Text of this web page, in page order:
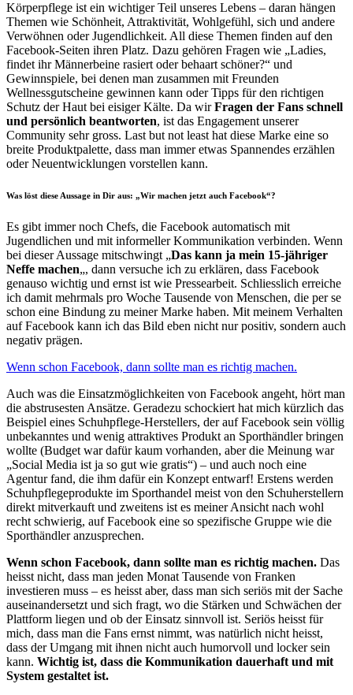
Körperpflege ist ein wichtiger Teil unseres Lebens – daran hängen
Themen wie Schönheit, Attraktivität, Wohlgefühl, sich und andere
Verwöhnen oder Jugendlichkeit. All diese Themen finden auf den
Facebook-Seiten ihren Platz. Dazu gehören Fragen wie „Ladies,
findet ihr Männerbeine rasiert oder behaart schöner?“ und
Gewinnspiele, bei denen man zusammen mit Freunden
Wellnessgutscheine gewinnen kann oder Tipps für den richtigen
Schutz der Haut bei eisiger Kälte. Da wirFragen der Fans schnell
und persönlich beantworten, ist das Engagement unserer
Community sehr gross. Last but not least hat diese Marke eine so
breite Produktpalette, dass man immer etwas Spannendes erzählen
oder Neuentwicklungen vorstellen kann.
Was löst diese Aussage in Dir aus: „Wir machen jetzt auch Facebook“?
Es gibt immer noch Chefs, die Facebook automatisch mit
Jugendlichen und mit informeller Kommunikation verbinden. Wenn
bei dieser Aussage mitschwingt „Das kann ja mein 15-jähriger
Neffe machen„, dann versuche ich zu erklären, dass Facebook
genauso wichtig und ernst ist wie Pressearbeit. Schliesslich erreiche
ich damit mehrmals pro Woche Tausende von Menschen, die per se
schon eine Bindung zu meiner Marke haben. Mit meinem Verhalten
auf Facebook kann ich das Bild eben nicht nur positiv, sondern auch
negativ prägen.
Wenn schon Facebook, dann sollte man es richtig machen.
Auch was die Einsatzmöglichkeiten von Facebook angeht, hört man
die abstrusesten Ansätze. Geradezu schockiert hat mich kürzlich das
Beispiel eines Schuhpflege-Herstellers, der auf Facebook sein völlig
unbekanntes und wenig attraktives Produkt an Sporthändler bringen
wollte (Budget war dafür kaum vorhanden, aber die Meinung war
„Social Media ist ja so gut wie gratis“) – und auch noch eine
Agentur fand, die ihm dafür ein Konzept entwarf! Erstens werden
Schuhpflegeprodukte im Sporthandel meist von den Schuherstellern
direkt mitverkauft und zweitens ist es meiner Ansicht nach wohl
recht schwierig, auf Facebook eine so spezifische Gruppe wie die
Sporthändler anzusprechen.
Wenn schon Facebook, dann sollte man es richtig machen. Das
heisst nicht, dass man jeden Monat Tausende von Franken
investieren muss – es heisst aber, dass man sich seriös mit der Sache
auseinandersetzt und sich fragt, wo die Stärken und Schwächen der
Plattform liegen und ob der Einsatz sinnvoll ist. Seriös heisst für
mich, dass man die Fans ernst nimmt, was natürlich nicht heisst,
dass der Umgang mit ihnen nicht auch humorvoll und locker sein
kann. Wichtig ist, dass die Kommunikation dauerhaft und mit
System gestaltet ist.